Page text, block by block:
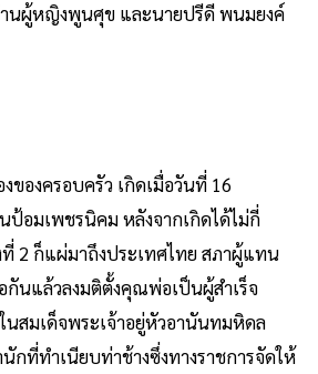
นผู้หญิงพูนศุข และนายปรีดี พนมยงค์
องครอบครัว เกิดเมื่อวันที่ 16
ป้อมเพชรนิคม หลังจากเกิดได้ไม่กี่
ที่ 2 ก็แผ่มาถึงประเทศไทย สภาผู้แทน
กันแล้วลงมติตั้งคุณพ่อเป็นผู้สำเร็จ
นสมเด็จพระเจ้าอยู่หัวอานันทมหิดล
กที่ทำเนียบท่าช้างซึ่งทางราชการจัดให้